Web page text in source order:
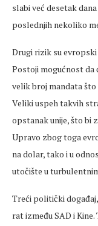
slabi već desetak
poslednjih nekoliko
Drugi rizik su
Postoji mogućnost da
velik broj mandata što
Veliki uspeh takvih
opstanak unije, što bi
Upravo zbog toga
na dolar, tako i u
utočište u
Treći politički
rat između SAD i